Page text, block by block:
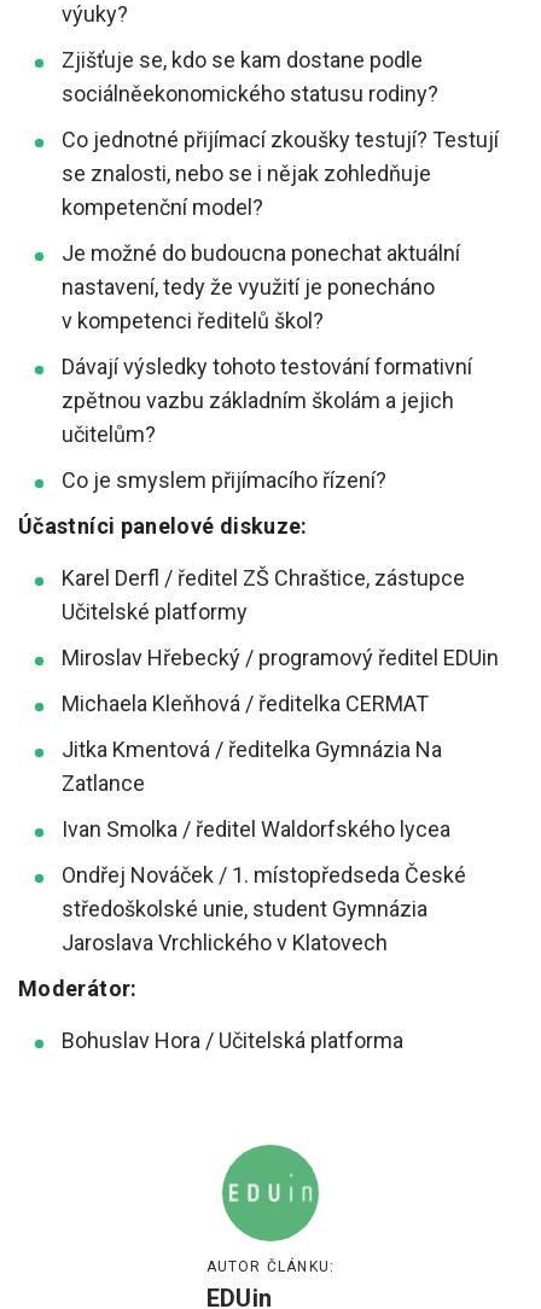
Partneři a dárci
Kontakty
výuky?
Zjišťuje se, kdo se kam dostane podle
sociálněekonomického statusu rodiny?
Co jednotné přijímací zkoušky testují? Testují
se znalosti, nebo se i nějak zohledňuje
kompetenční model?
Je možné do budoucna ponechat aktuální
nastavení, tedy že využití je ponecháno
v kompetenci ředitelů škol?
Dávají výsledky tohoto testování formativní
zpětnou vazbu základním školám a jejich
učitelům?
Co je smyslem přijímacího řízení?
Účastníci panelové diskuze:
Karel Derfl / ředitel ZŠ Chraštice, zástupce
Učitelské platformy
Miroslav Hřebecký / programový ředitel EDUin
Michaela Kleňhová / ředitelka CERMAT
Jitka Kmentová / ředitelka Gymnázia Na
Zatlance
Ivan Smolka / ředitel Waldorfského lycea
Ondřej Nováček / 1. místopředseda České
středoškolské unie, student Gymnázia
Jaroslava Vrchlického v Klatovech
Moderátor:
Bohuslav Hora / Učitelská platforma
AUTOR ČLÁNKU:
EDUin